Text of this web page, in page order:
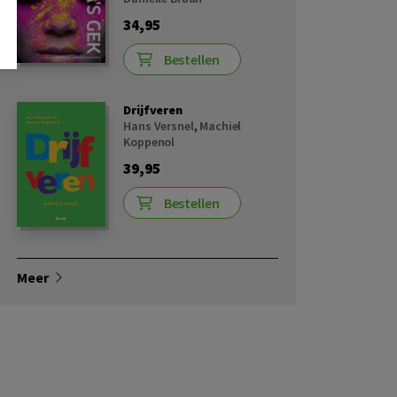
34,95
Bestellen
Drijfveren
Hans Versnel, Machiel
Koppenol
39,95
Bestellen
Meer